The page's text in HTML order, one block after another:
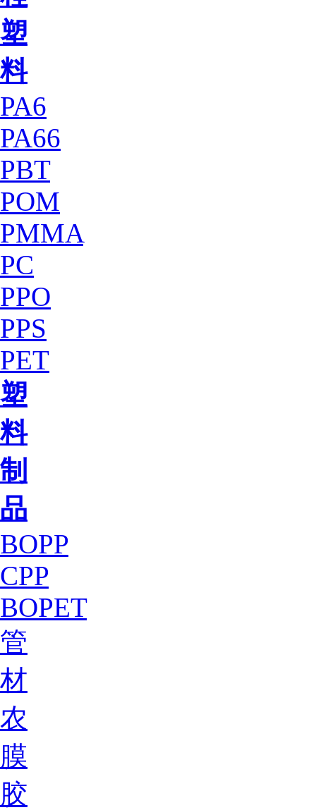
塑
料
PA6
PA66
PBT
POM
PMMA
PC
PPO
PPS
PET
塑
料
制
品
BOPP
CPP
BOPET
管
材
农
膜
胶